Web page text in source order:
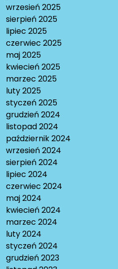
wrzesień 2025
sierpień 2025
lipiec 2025
czerwiec 2025
maj 2025
kwiecień 2025
marzec 2025
luty 2025
styczeń 2025
grudzień 2024
listopad 2024
październik 2024
wrzesień 2024
sierpień 2024
lipiec 2024
czerwiec 2024
maj 2024
kwiecień 2024
marzec 2024
luty 2024
styczeń 2024
grudzień 2023